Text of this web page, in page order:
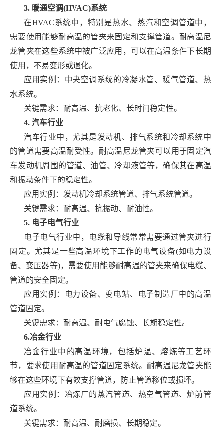
3. 暖通空调(HVAC)系统
在HVAC系统中，特别是热水、蒸汽和空调管道中，
需要使用能够耐高温的管夹来固定和支撑管道。耐高温尼
龙管夹在这些系统中被广泛应用，可以在高温条件下长期
使用，不易变形或退化。
应用实例：中央空调系统的冷凝水管、暖气管道、热
水系统。
关键需求：耐高温、抗老化、长时间稳定性。
4. 汽车行业
汽车行业中，尤其是发动机、排气系统和冷却系统中
的管道需要高温耐受性。耐高温尼龙管夹可以用于固定汽
车发动机周围的管道、油管、冷却液管等，确保其在高温
和振动条件下的稳定性。
应用实例：发动机冷却系统管道、排气系统管道。
关键需求：耐高温、抗振动、耐油性。
5. 电子电气行业
电子电气行业中，电缆和导线常常需要通过管夹进行
固定。尤其是一些高温环境下工作的电气设备(如电力设
备、变压器等)，需要使用能够耐高温的管夹来确保电缆、
管道的安全固定。
应用实例：电力设备、变电站、电子制造厂中的高温
管道固定。
关键需求：耐高温、耐电气腐蚀、长期稳定性。
6.冶金行业
冶金行业中的高温环境，包括炉温、熔炼等工艺环
节，要求使用耐高温的管道固定系统。耐高温尼龙管夹能
够在这些环境下有效支撑管道，防止管道移位或损坏。
应用实例：冶炼厂的蒸汽管道、热空气管道、炉前管
道系统。
关键需求：耐高温、耐磨损、长期稳定。